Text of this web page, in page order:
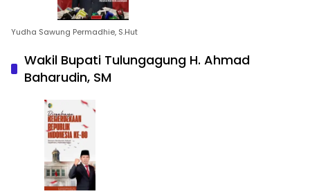
Yudha Sawung Permadhie, S.Hut
Wakil Bupati Tulungagung H. Ahmad
Baharudin, SM